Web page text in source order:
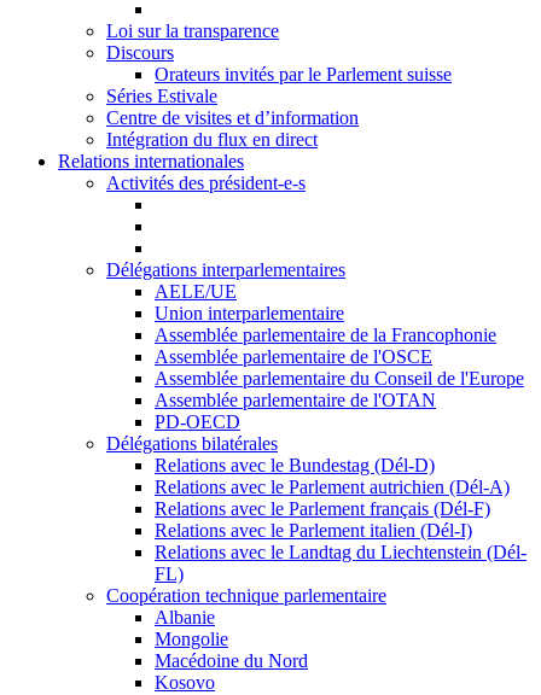
Loi sur la transparence
Discours
Orateurs invités par le Parlement suisse
Séries Estivale
Centre de visites et d’information
Intégration du flux en direct
Relations internationales
Activités des président-e-s
Délégations interparlementaires
AELE/UE
Union interparlementaire
Assemblée parlementaire de la Francophonie
Assemblée parlementaire de l'OSCE
Assemblée parlementaire du Conseil de l'Europe
Assemblée parlementaire de l'OTAN
PD-OECD
Délégations bilatérales
Relations avec le Bundestag (Dél-D)
Relations avec le Parlement autrichien (Dél-A)
Relations avec le Parlement français (Dél-F)
Relations avec le Parlement italien (Dél-I)
Relations avec le Landtag du Liechtenstein (Dél-
FL)
Coopération technique parlementaire
Albanie
Mongolie
Macédoine du Nord
Kosovo